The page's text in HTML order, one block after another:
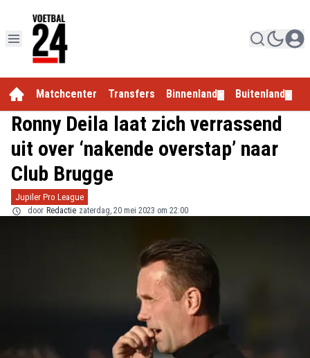
Matchcenter Transfers Binnenland Buitenland
Ronny Deila laat zich verrassend
uit over ‘nakende overstap’ naar
Club Brugge
Jupiler Pro League
door Redactie zaterdag, 20 mei 2023 om 22:00